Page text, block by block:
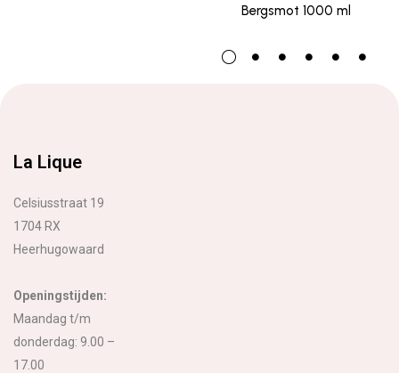
Bergsmot 1000 ml
La Lique
Celsiusstraat 19
1704 RX
Heerhugowaard
Openingstijden:
Maandag t/m
donderdag: 9.00 –
17.00